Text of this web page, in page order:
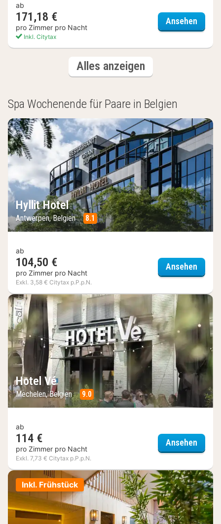
ab
171,18 €
pro Zimmer pro Nacht
Inkl. Citytax
Ansehen
Alles anzeigenHotels
Spa Wochenende für Paare in Belgien
Hyllit Hotel
Antwerpen, Belgien 8.1
ab
104,50 €
pro Zimmer pro Nacht
Exkl. 3,58 € Citytax p.P.p.N.
Ansehen
Hotel Vé
Mechelen, Belgien 9.0
ab
114 €
pro Zimmer pro Nacht
Exkl. 7,73 € Citytax p.P.p.N.
Ansehen
Inkl. Frühstück